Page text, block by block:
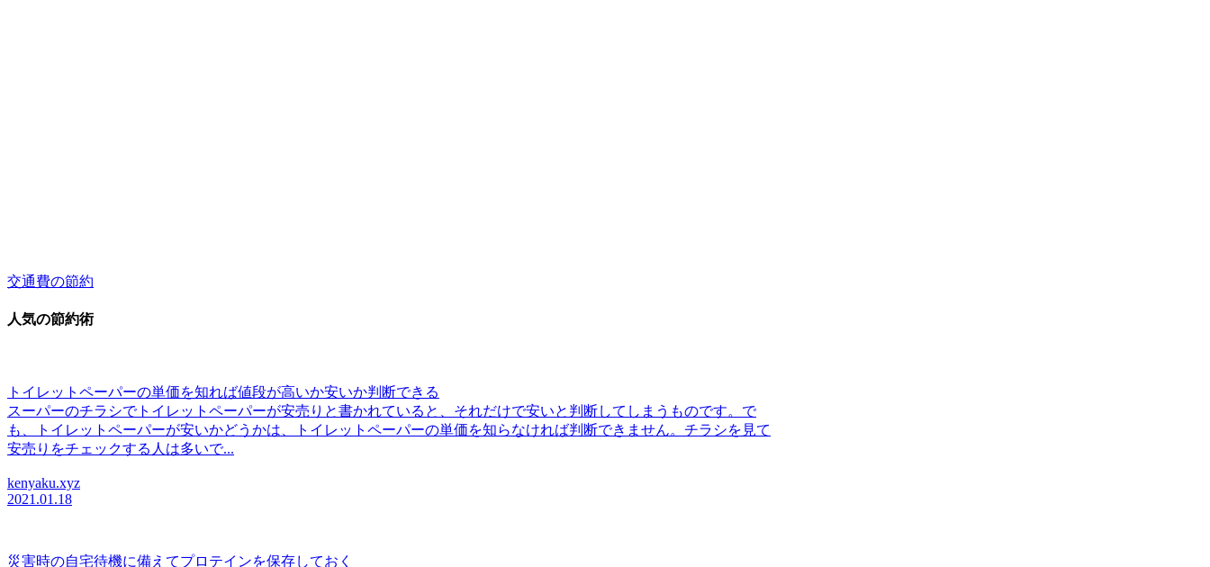
交通費の節約
人気の節約術
トイレットペーパーの単価を知れば値段が高いか安いか判断できる
スーパーのチラシでトイレットペーパーが安売りと書かれていると、それだけで安いと判断してしまうものです。で
も、トイレットペーパーが安いかどうかは、トイレットペーパーの単価を知らなければ判断できません。チラシを見て
安売りをチェックする人は多いで...
kenyaku.xyz
2021.01.18
災害時の自宅待機に備えてプロテインを保存しておく